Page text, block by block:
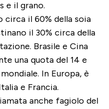
e il grano.
il 60% della soia
il 30% circa della
Brasile e Cina
una quota del 14 e
In Europa, è
e Francia.
anche fagiolo del